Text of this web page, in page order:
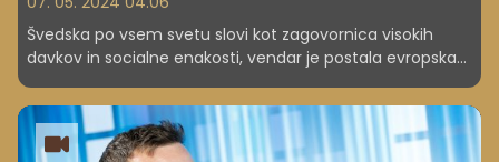
Švedska po vsem svetu slovi kot zagovornica visokih
davkov in socialne enakosti, vendar je postala evropska
vroča točka za superbogate.